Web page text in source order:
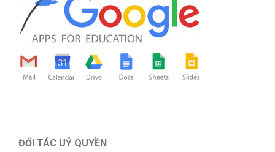
ĐỐI TÁC UỶ QUYỀN